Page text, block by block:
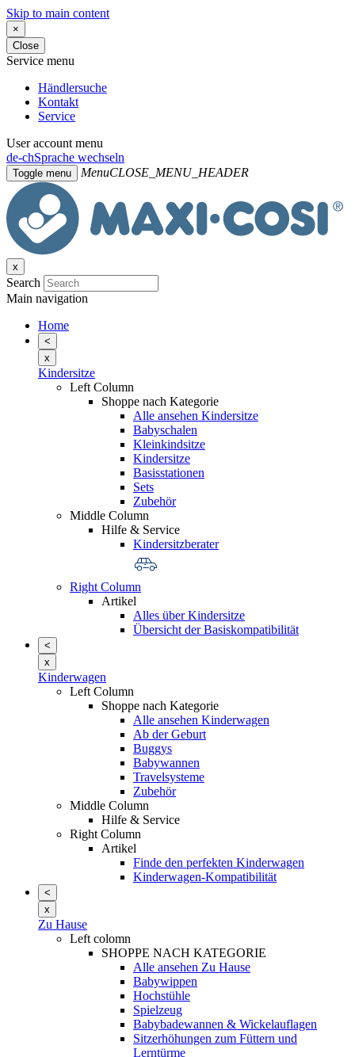
Skip to main content
×
Close
Service menu
Händlersuche
Kontakt
Service
User account menu
de-chSprache wechseln
Toggle menu MenuCLOSE_MENU_HEADER
x
Search
Main navigation
Home
<
x
Kindersitze
Left Column
Shoppe nach Kategorie
Alle ansehen Kindersitze
Babyschalen
Kleinkindsitze
Kindersitze
Basisstationen
Sets
Zubehör
Middle Column
Hilfe & Service
Kindersitzberater
Right Column
Artikel
Alles über Kindersitze
Übersicht der Basiskompatibilität
<
x
Kinderwagen
Left Column
Shoppe nach Kategorie
Alle ansehen Kinderwagen
Ab der Geburt
Buggys
Babywannen
Travelsysteme
Zubehör
Middle Column
Hilfe & Service
Right Column
Artikel
Finde den perfekten Kinderwagen
Kinderwagen-Kompatibilität
<
x
Zu Hause
Left colomn
SHOPPE NACH KATEGORIE
Alle ansehen Zu Hause
Babywippen
Hochstühle
Spielzeug
Babybadewannen & Wickelauflagen
Sitzerhöhungen zum Füttern und
Lerntürme